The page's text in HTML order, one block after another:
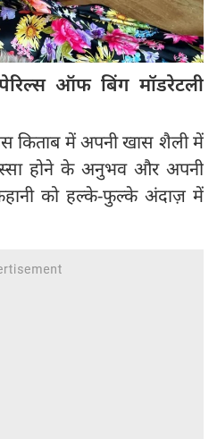
ऑफ बिंग मॉडरेटली
किताब में अपनी खास शैली में
होने के अनुभव और अपनी
को हल्के-फुल्के अंदाज़ में